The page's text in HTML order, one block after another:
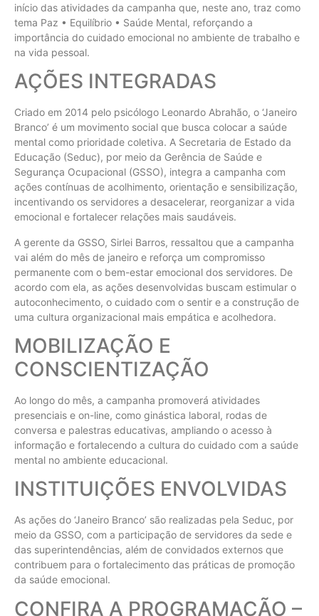
início das atividades da campanha que, neste ano, traz como
tema Paz • Equilíbrio • Saúde Mental, reforçando a
importância do cuidado emocional no ambiente de trabalho e
na vida pessoal.
AÇÕES INTEGRADAS
Criado em 2014 pelo psicólogo Leonardo Abrahão, o ‘Janeiro
Branco’ é um movimento social que busca colocar a saúde
mental como prioridade coletiva. A Secretaria de Estado da
Educação (Seduc), por meio da Gerência de Saúde e
Segurança Ocupacional (GSSO), integra a campanha com
ações contínuas de acolhimento, orientação e sensibilização,
incentivando os servidores a desacelerar, reorganizar a vida
emocional e fortalecer relações mais saudáveis.
A gerente da GSSO, Sirlei Barros, ressaltou que a campanha
vai além do mês de janeiro e reforça um compromisso
permanente com o bem-estar emocional dos servidores. De
acordo com ela, as ações desenvolvidas buscam estimular o
autoconhecimento, o cuidado com o sentir e a construção de
uma cultura organizacional mais empática e acolhedora.
MOBILIZAÇÃO E
CONSCIENTIZAÇÃO
Ao longo do mês, a campanha promoverá atividades
presenciais e on-line, como ginástica laboral, rodas de
conversa e palestras educativas, ampliando o acesso à
informação e fortalecendo a cultura do cuidado com a saúde
mental no ambiente educacional.
INSTITUIÇÕES ENVOLVIDAS
As ações do ‘Janeiro Branco’ são realizadas pela Seduc, por
meio da GSSO, com a participação de servidores da sede e
das superintendências, além de convidados externos que
contribuem para o fortalecimento das práticas de promoção
da saúde emocional.
CONFIRA A PROGRAMAÇÃO –